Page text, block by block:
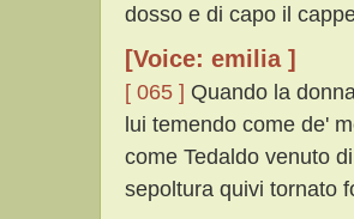
dosso e di capo il
[Voice: emilia ]
[ 065 ] Quando la
lui temendo come de'
come Tedaldo venuto
sepoltura quivi tornato